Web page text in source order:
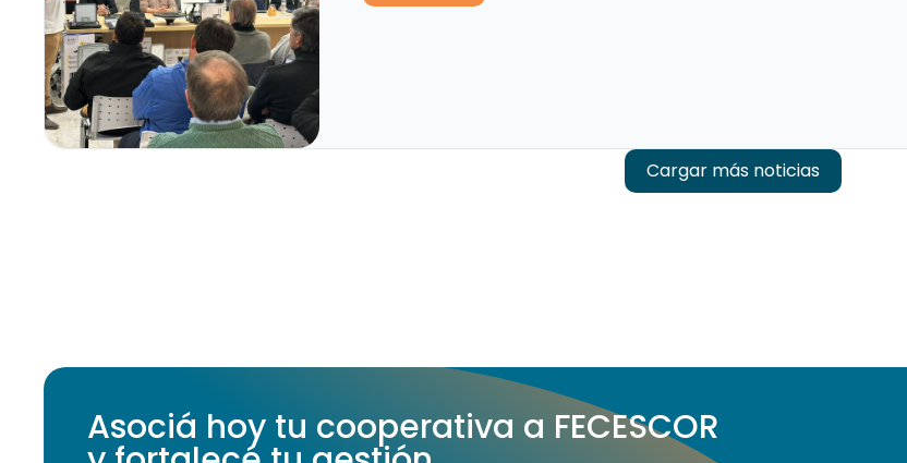
Cargar más noticias
Asociá hoy tu cooperativa a FECESCOR